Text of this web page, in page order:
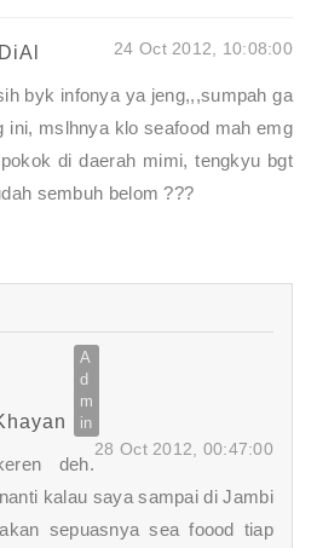
24 Oct 2012, 10:08:00
byk infonya ya jeng,,,sumpah ga
ini, mslhnya klo seafood mah emg
di daerah mimi, tengkyu bgt
sembuh belom ???
28 Oct 2012, 00:47:00
deh.
kalau saya sampai di Jambi
sepuasnya sea foood tiap